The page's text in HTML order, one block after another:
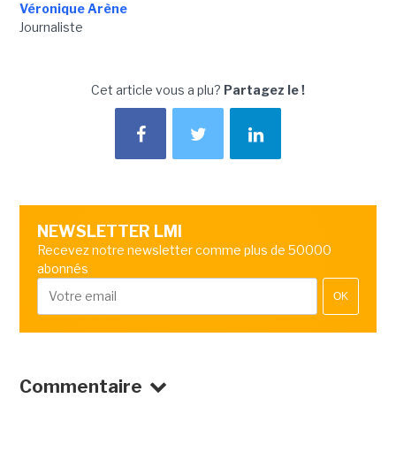
Véronique Arène
Journaliste
Cet article vous a plu? Partagez le !
NEWSLETTER LMI
Recevez notre newsletter comme plus de 50000
abonnés
OK
Commentaire